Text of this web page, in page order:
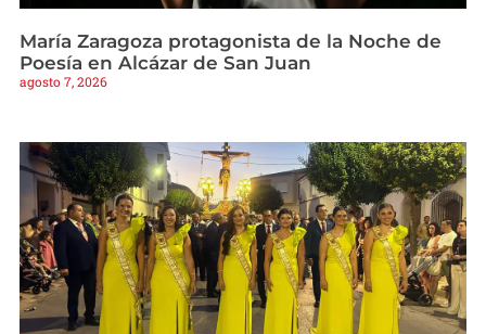
María Zaragoza protagonista de la Noche de
Poesía en Alcázar de San Juan
agosto 7, 2026